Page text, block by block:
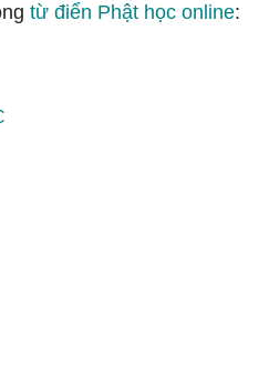
từ điển Phật học online: